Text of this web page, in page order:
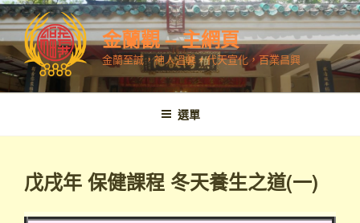
跳
至
內
容
金蘭觀 – 主網頁
金蘭至誠，神人溫馨，代天宣化，百業昌興
選單
戊戌年 保健課程 冬天養生之道(一)